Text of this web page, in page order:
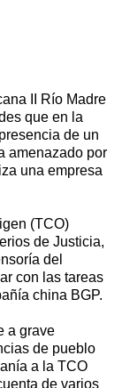
II Río Madre
que en la
de un
amenazado por
una empresa
(TCO)
de Justicia,
del
con las tareas
china BGP.
a grave
de pueblo
a la TCO
de varios